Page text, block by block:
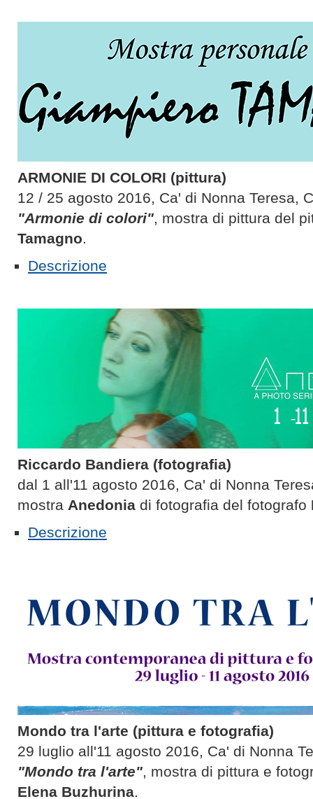
ARMONIE DI COLORI (pittura)
12 / 25 agosto 2016, Ca' di Nonna Teresa,
"Armonie di colori", mostra di pittura del
Tamagno.
Descrizione
Riccardo Bandiera (fotografia)
dal 1 all'11 agosto 2016, Ca' di Nonna
mostra Anedonia di fotografia del fotografo
Descrizione
Mondo tra l'arte (pittura e fotografia)
29 luglio all'11 agosto 2016, Ca' di Nonna
"Mondo tra l'arte", mostra di pittura e
Elena Buzhurina.